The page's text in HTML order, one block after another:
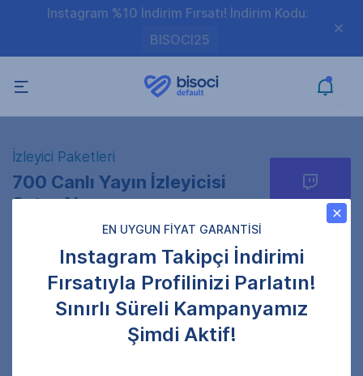
Instagram %10 İndirim Fırsatı! İndirim Kodu:
BISOCI25
İzleyici Paketleri
700 Canlı Yayın İzleyicisi
Satın Al
Profil Linkini Giriniz
Gönderi adresini doğru girdiğinizden emin olun.
EN UYGUN FİYAT GARANTİSİ
Instagram Takipçi İndirimi
Fırsatıyla Profilinizi Parlatın!
Sınırlı Süreli Kampanyamız
Şimdi Aktif!